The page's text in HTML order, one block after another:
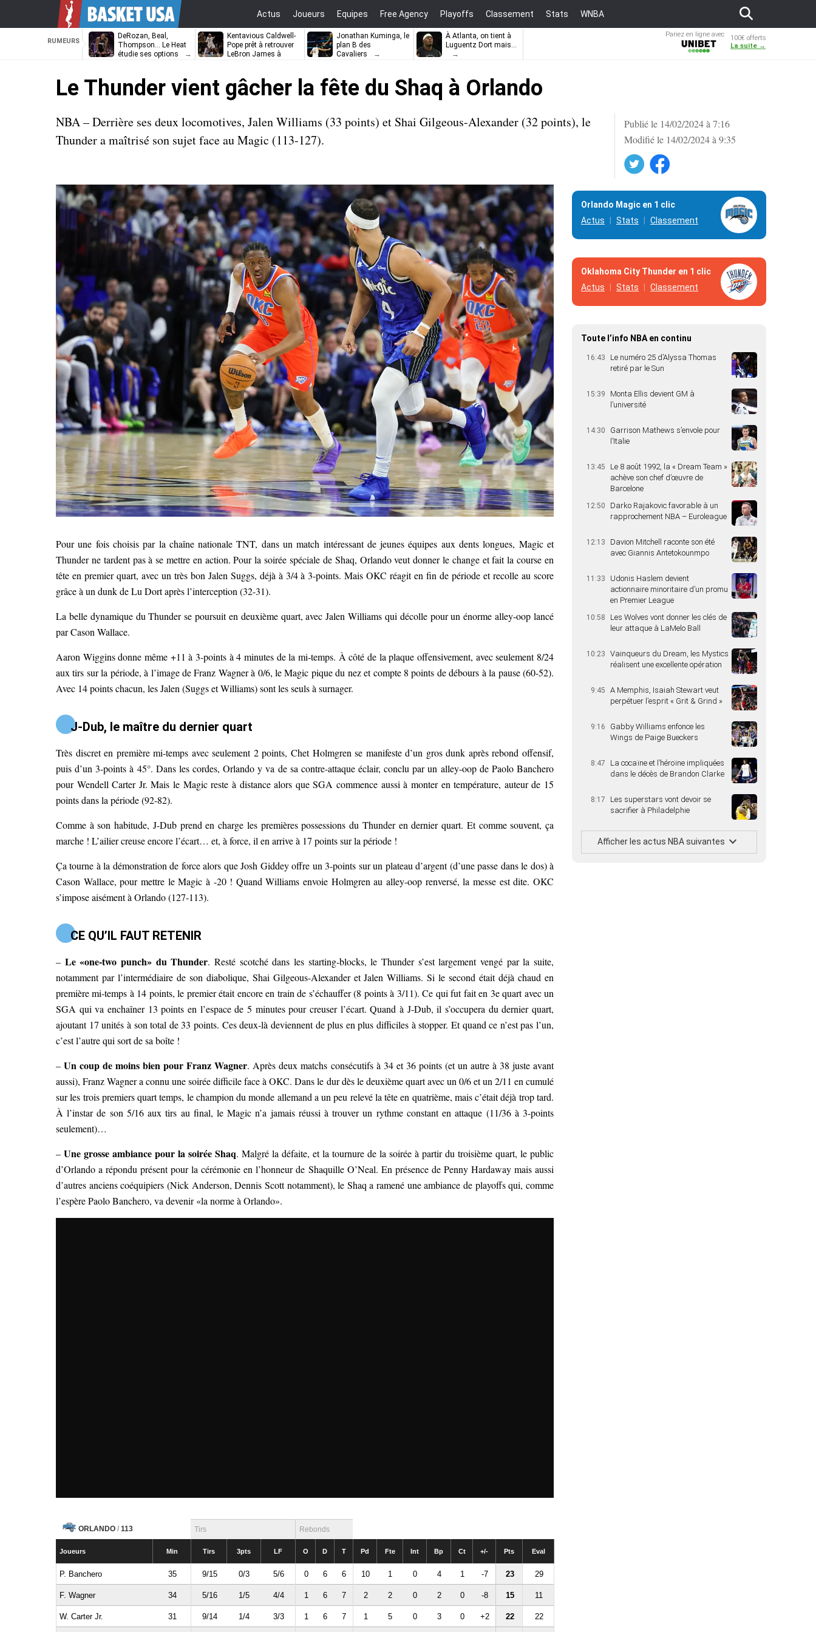
Actus Joueurs Equipes Free Agency Playoffs Classement Stats WNBA
RUMEURS
DeRozan, Beal,
Thompson… Le Heat
étudie ses options
Kentavious Caldwell-
Pope prêt à retrouver
LeBron James à
Jonathan Kuminga, le
plan B des
Cavaliers
À Atlanta, on tient à
Luguentz Dort mais…
Pariez en ligne avec
100€ offerts
La suite →
Le Thunder vient gâcher la fête du Shaq à Orlando
Publié le 14/02/2024 à 7:16
Modifié le 14/02/2024 à 9:35
Facebook
NBA – Derrière ses deux locomotives, Jalen Williams (33 points) et Shai Gilgeous-Alexander (32 points), le
Thunder a maîtrisé son sujet face au Magic (113-127).
Pour une fois choisis par la chaîne nationale TNT, dans un match intéressant de jeunes équipes aux dents longues, Magic et
Thunder ne tardent pas à se mettre en action. Pour la soirée spéciale de Shaq, Orlando veut donner le change et fait la course en
tête en premier quart, avec un très bon Jalen Suggs, déjà à 3/4 à 3-points. Mais OKC réagit en fin de période et recolle au score
grâce à un dunk de Lu Dort après l’interception (32-31).
La belle dynamique du Thunder se poursuit en deuxième quart, avec Jalen Williams qui décolle pour un énorme alley-oop lancé
par Cason Wallace.
Aaron Wiggins donne même +11 à 3-points à 4 minutes de la mi-temps. À côté de la plaque offensivement, avec seulement 8/24
aux tirs sur la période, à l’image de Franz Wagner à 0/6, le Magic pique du nez et compte 8 points de débours à la pause (60-52).
Avec 14 points chacun, les Jalen (Suggs et Williams) sont les seuls à surnager.
J-Dub, le maître du dernier quart
Très discret en première mi-temps avec seulement 2 points, Chet Holmgren se manifeste d’un gros dunk après rebond offensif,
puis d’un 3-points à 45°. Dans les cordes, Orlando y va de sa contre-attaque éclair, conclu par un alley-oop de Paolo Banchero
pour Wendell Carter Jr. Mais le Magic reste à distance alors que SGA commence aussi à monter en température, auteur de 15
points dans la période (92-82).
Comme à son habitude, J-Dub prend en charge les premières possessions du Thunder en dernier quart. Et comme souvent, ça
marche ! L’ailier creuse encore l’écart… et, à force, il en arrive à 17 points sur la période !
Ça tourne à la démonstration de force alors que Josh Giddey offre un 3-points sur un plateau d’argent (d’une passe dans le dos) à
Cason Wallace, pour mettre le Magic à -20 ! Quand Williams envoie Holmgren au alley-oop renversé, la messe est dite. OKC
s’impose aisément à Orlando (127-113).
CE QU’IL FAUT RETENIR
– Le «one-two punch» du Thunder. Resté scotché dans les starting-blocks, le Thunder s’est largement vengé par la suite,
notamment par l’intermédiaire de son diabolique, Shai Gilgeous-Alexander et Jalen Williams. Si le second était déjà chaud en
première mi-temps à 14 points, le premier était encore en train de s’échauffer (8 points à 3/11). Ce qui fut fait en 3e quart avec un
SGA qui va enchaîner 13 points en l’espace de 5 minutes pour creuser l’écart. Quand à J-Dub, il s’occupera du dernier quart,
ajoutant 17 unités à son total de 33 points. Ces deux-là deviennent de plus en plus difficiles à stopper. Et quand ce n’est pas l’un,
c’est l’autre qui sort de sa boîte !
–Un coup de moins bien pour Franz Wagner. Après deux matchs consécutifs à 34 et 36 points (et un autre à 38 juste avant
aussi), Franz Wagner a connu une soirée difficile face à OKC. Dans le dur dès le deuxième quart avec un 0/6 et un 2/11 en cumulé
sur les trois premiers quart temps, le champion du monde allemand a un peu relevé la tête en quatrième, mais c’était déjà trop tard.
À l’instar de son 5/16 aux tirs au final, le Magic n’a jamais réussi à trouver un rythme constant en attaque (11/36 à 3-points
seulement)…
– Une grosse ambiance pour la soirée Shaq. Malgré la défaite, et la tournure de la soirée à partir du troisième quart, le public
d’Orlando a répondu présent pour la cérémonie en l’honneur de Shaquille O’Neal. En présence de Penny Hardaway mais aussi
d’autres anciens coéquipiers (Nick Anderson, Dennis Scott notamment), le Shaq a ramené une ambiance de playoffs qui, comme
l’espère Paolo Banchero, va devenir «la norme à Orlando».
ORLANDO / 113 Tirs Rebonds
Joueurs Min Tirs 3pts LF O D T Pd Fte Int Bp Ct +/- Pts Eval
P. Banchero 35 9/15 0/3 5/6 0 6 6 10 1 0 4 1 -7 23 29
F. Wagner 34 5/16 1/5 4/4 1 6 7 2 2 0 2 0 -8 15 11
W. Carter Jr. 31 9/14 1/4 3/3 1 6 7 1 5 0 3 0 +2 22 22
Orlando Magic en 1 clic
Actus
Stats Classement
Oklahoma City Thunder en 1 clic
Actus
Stats Classement
Toute l’info NBA en continu
16:43
Le numéro 25 d’Alyssa Thomas
retiré par le Sun
15:39
Monta Ellis devient GM à
l’université
14:30
Garrison Mathews s’envole pour
l’Italie
13:45
Le 8 août 1992, la « Dream Team »
achève son chef d’œuvre de
Barcelone
12:50
Darko Rajakovic favorable à un
rapprochement NBA – Euroleague
12:13
Davion Mitchell raconte son été
avec Giannis Antetokounmpo
11:33
Udonis Haslem devient
actionnaire minoritaire d’un promu
en Premier League
10:58
Les Wolves vont donner les clés de
leur attaque à LaMelo Ball
10:23
Vainqueurs du Dream, les Mystics
réalisent une excellente opération
9:45
A Memphis, Isaiah Stewart veut
perpétuer l’esprit « Grit & Grind »
9:16
Gabby Williams enfonce les
Wings de Paige Bueckers
8:47
La cocaïne et l’héroïne impliquées
dans le décès de Brandon Clarke
8:17
Les superstars vont devoir se
sacrifier à Philadelphie
Afficher les actus NBA suivantes